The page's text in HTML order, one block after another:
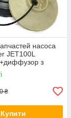
насоса
JET100L
з
₴
Купити